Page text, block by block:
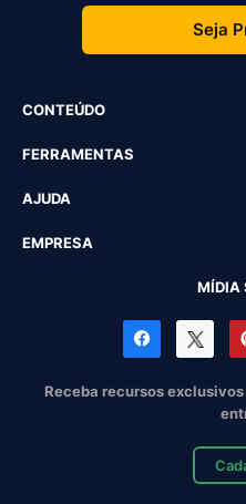
Seja
CONTEÚDO
FERRAMENTAS
AJUDA
EMPRESA
MÍDIA
Receba recursos